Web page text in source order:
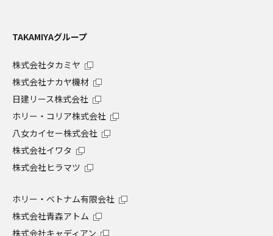
TAKAMIYAグループ
株式会社タカミヤ
株式会社ナカヤ機材
日建リース株式会社
ホリー・コリア株式会社
八女カイセー株式会社
株式会社イワタ
株式会社ヒラマツ
ホリー・ベトナム有限会社
株式会社青森アトム
株式会社キャディアン